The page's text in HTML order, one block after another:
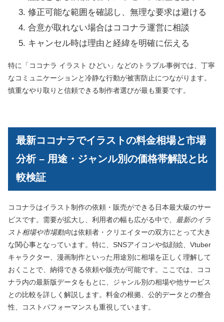
修正可能な範囲を確認し、無理な要求は避ける
合意が取れない場合はココナラ運営に相談
キャンセル時は理由と経緯を明確に伝える
特に「ココナラ イラスト ひどい」などのトラブル事例では、丁寧
なコミュニケーションと冷静な行動が被害防止につながります。
慎重なやり取りと信頼できる制作者選びが最も重要です。
最新ココナラでイラストの料金相場と市場
分析 – 用途・ジャンル別の価格帯解説と比
較検証
ココナラはイラスト制作の依頼・販売ができる日本最大級のサー
ビスです。需要が拡大し、利用者の幅も広がる中で、 最新のイラ
スト相場や市場動向は依頼者・クリエイターの双方にとって大き
な関心事となっています。特に、SNSアイコンや似顔絵、Vtuber
キャラクター、漫画制作といった用途別に相場を正しく理解して
おくことで、納得できる依頼や販売が可能です。ここでは、ココ
ナラ内の最新版データをもとに、ジャンル別の相場や他サービス
との比較を詳しく解説します。料金の根拠、公的データとの整合
性、コストパフォーマンスも重視しています。